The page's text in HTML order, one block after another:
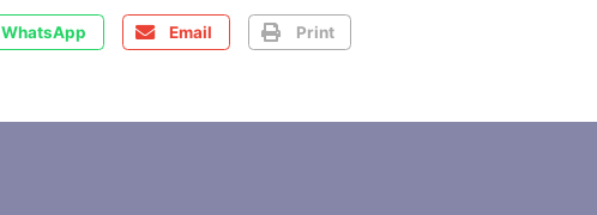
WhatsApp Email Print